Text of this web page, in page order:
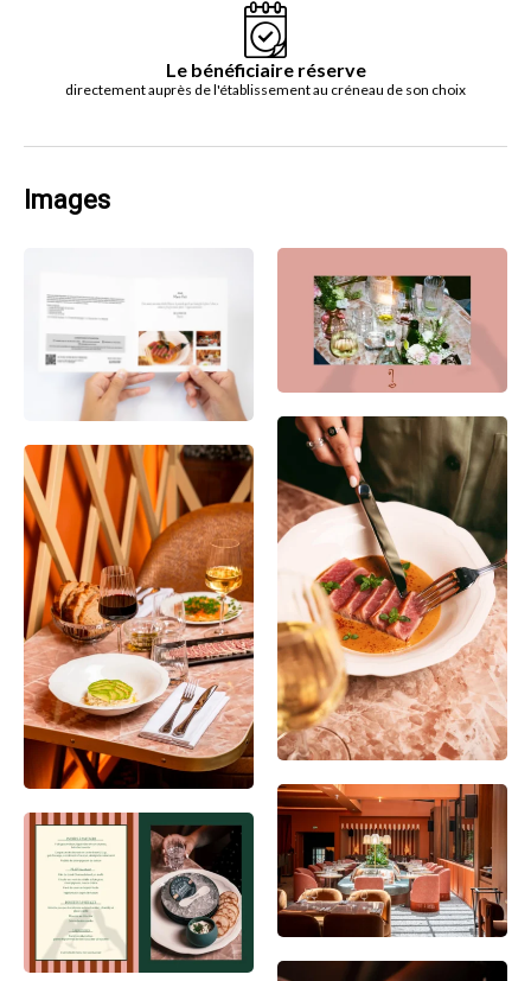
Le bénéficiaire réserve
directement auprès de l'établissement au créneau de son choix
Images